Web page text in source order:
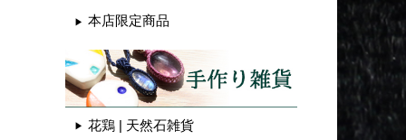
本店限定商品
花鶏 | 天然石雑貨